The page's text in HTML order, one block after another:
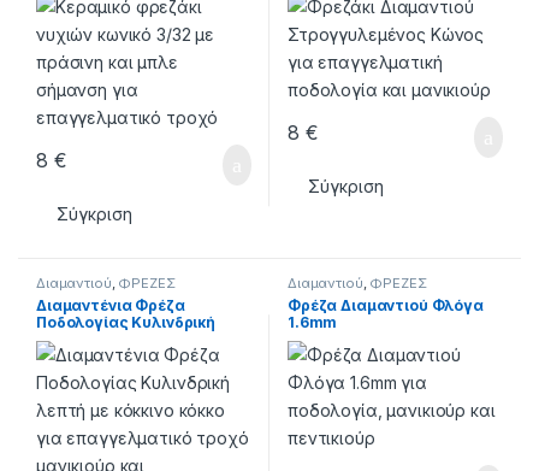
8 €
Σύγκριση
8 €
Σύγκριση
Διαμαντιού, ΦΡΕΖΕΣ
Διαμαντένια Φρέζα
Ποδολογίας Κυλινδρική
Λεπτή Κόκκινη
Διαμαντιού, ΦΡΕΖΕΣ
Φρέζα Διαμαντιού Φλόγα
1.6mm